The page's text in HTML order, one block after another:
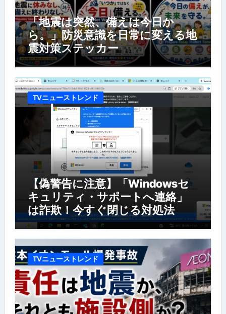
「地震は突然、備えは今日か
ら。」防災意識を日常に変える地
震対策ステッカー
TVニューストレンド
【偽警告に注意】「Windowsセ
キュリティ・サポートへ連絡」
は詐欺！今すぐ閉じる対処法
TVニューストレンド